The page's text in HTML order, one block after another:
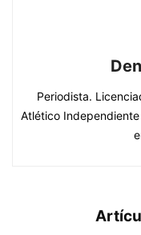
Periodista.
Atlético